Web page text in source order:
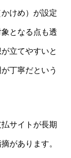
けめ）が設定
となる点も透
立てやすいと
丁寧だという
サイトが長期
があります。